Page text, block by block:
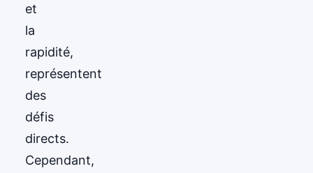
et
la
rapidité,
représentent
des
défis
directs.
Cependant,